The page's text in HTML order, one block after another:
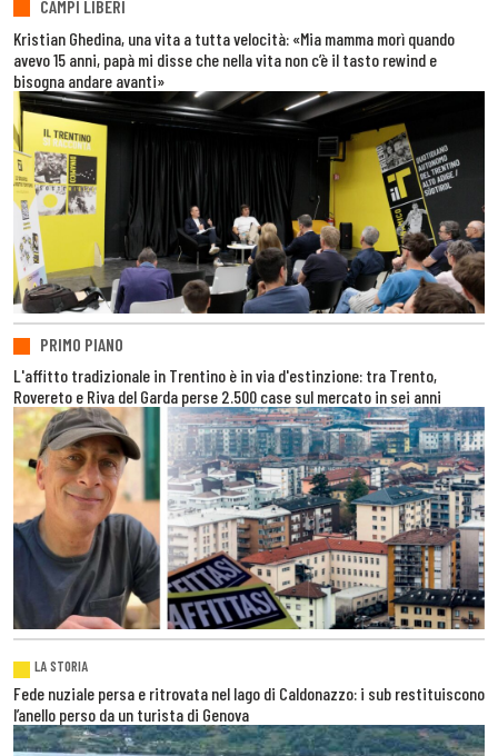
CAMPI LIBERI
Kristian Ghedina, una vita a tutta velocità: «Mia mamma morì quando
avevo 15 anni, papà mi disse che nella vita non c’è il tasto rewind e
bisogna andare avanti»
PRIMO PIANO
L'affitto tradizionale in Trentino è in via d'estinzione: tra Trento,
Rovereto e Riva del Garda perse 2.500 case sul mercato in sei anni
LA STORIA
Fede nuziale persa e ritrovata nel lago di Caldonazzo: i sub restituiscono
l’anello perso da un turista di Genova